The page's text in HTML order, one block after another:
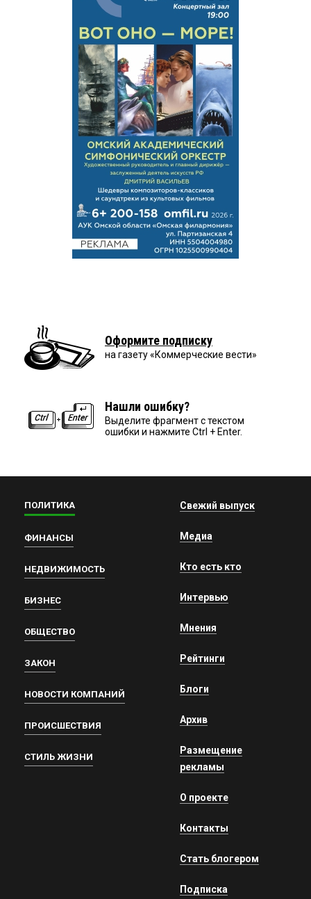
Оформите подписку
на газету «Коммерческие вести»
Нашли ошибку?
Выделите фрагмент с текстом
ошибки и нажмите Ctrl + Enter.
ПОЛИТИКА
ФИНАНСЫ
НЕДВИЖИМОСТЬ
БИЗНЕС
ОБЩЕСТВО
ЗАКОН
НОВОСТИ КОМПАНИЙ
ПРОИСШЕСТВИЯ
СТИЛЬ ЖИЗНИ
Свежий выпуск
Медиа
Кто есть кто
Интервью
Мнения
Рейтинги
Блоги
Архив
Размещение
рекламы
О проекте
Контакты
Стать блогером
Подписка